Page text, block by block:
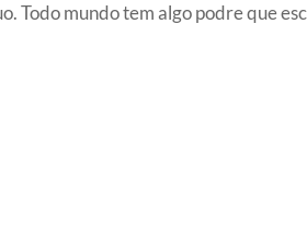
Todo mundo tem algo podre que